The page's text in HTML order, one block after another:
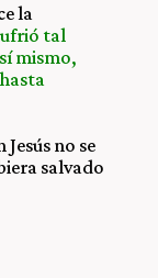
la
tal
mismo,
no se
salvado